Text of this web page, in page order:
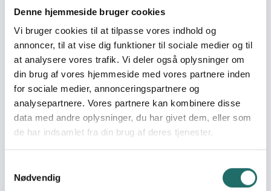
Denne hjemmeside bruger cookies
Vi bruger cookies til at tilpasse vores indhold og
annoncer, til at vise dig funktioner til sociale medier og til
at analysere vores trafik. Vi deler også oplysninger om
din brug af vores hjemmeside med vores partnere inden
for sociale medier, annonceringspartnere og
analysepartnere. Vores partnere kan kombinere disse
data med andre oplysninger, du har givet dem, eller som
de har indsamlet fra din brug af deres tjenester.
Nødvendig
beneficiaries of the action. Targetting their specific
needs is the main aim of the action. Parents will be
offered seats in the Coordination Council meetings. 2)
Social work practitioners (second target group),
involving staff of Markazi Nur, Nuri Umed, and
Zarshedabonu and of the local SAHU and PHW teams.
Their role is to provide new rehabilitation services to
children – to help parents to apply the new therapy at
home – to boost results, and campaign in communities
for recognition of children with disability, including
achievements. Targeted with trainings, to get